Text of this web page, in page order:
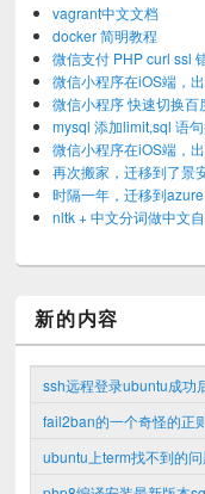
vagrant中文文档
docker 简明教程
微信支付 PHP curl ssl
微信小程序在iOS端，
微信小程序 快速切换百
mysql 添加limit,sql 语
微信小程序在iOS端，
再次搬家，迁移到了景
时隔一年，迁移到
nltk + 中文分词做中文
新的内容
ssh远程登录ubuntu成功
fail2ban的一个奇怪的正
ubuntu上term找不到的问